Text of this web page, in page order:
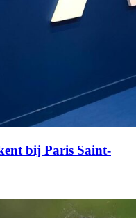
bij Paris Saint-